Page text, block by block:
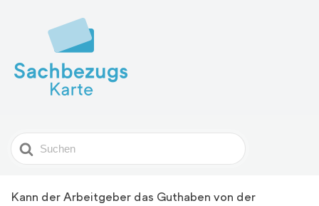
Search
For
Kann der Arbeitgeber das Guthaben von der